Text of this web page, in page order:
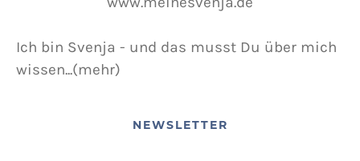
Ich bin Svenja - und das musst Du über mich
wissen...(mehr)
NEWSLETTER